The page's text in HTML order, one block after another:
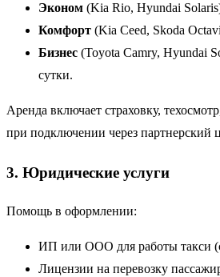
Эконом (Kia Rio, Hyundai
Комфорт (Kia Ceed, Skoda
Бизнес (Toyota Camry, Hyundai
сутки.
Аренда включает страховку,
при подключении через партнерский
3. Юридические услуги
Помощь в оформлении:
ИП или ООО для работы такси
Лицензии на перевозку